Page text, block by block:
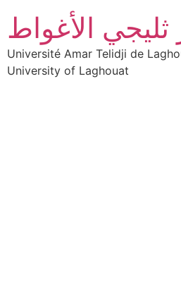
الأغواط
Université Amar Telidji de
University of Laghouat